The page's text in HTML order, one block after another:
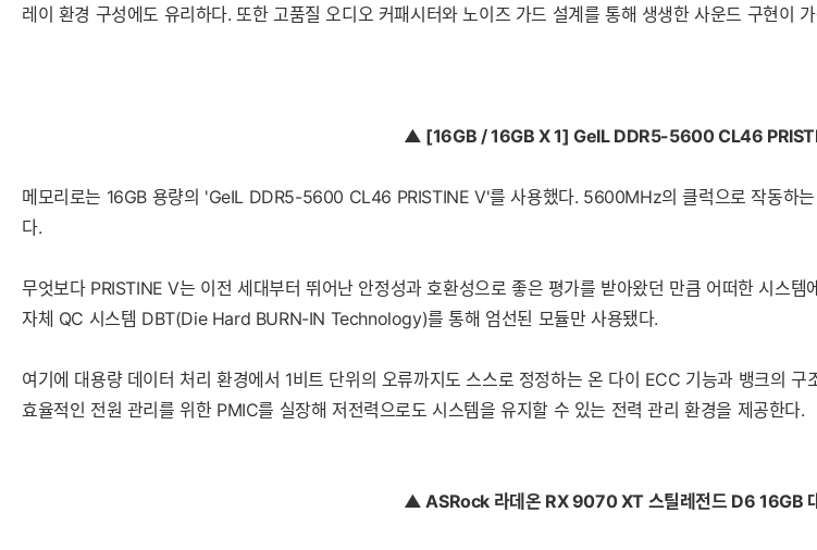
레이 환경 구성에도 유리하다. 또한 고품질 오디오 커패시터와 노이즈 가드 설계를 통해 생생한 사운드 구현이
▲ [16GB / 16GB X 1] GeIL DDR5-5600 CL46
메모리로는 16GB 용량의 'GeIL DDR5-5600 CL46 PRISTINE V'를 사용했다. 5600MHz의 클럭으로 작동하
다.
무엇보다 PRISTINE V는 이전 세대부터 뛰어난 안정성과 호환성으로 좋은 평가를 받아왔던 만큼 어떠한 시스
자체 QC 시스템 DBT(Die Hard BURN-IN Technology)를 통해 엄선된 모듈만 사용됐다.
여기에 대용량 데이터 처리 환경에서 1비트 단위의 오류까지도 스스로 정정하는 온 다이 ECC 기능과 뱅크의
효율적인 전원 관리를 위한 PMIC를 실장해 저전력으로도 시스템을 유지할 수 있는 전력 관리 환경을 제공한다.
▲ ASRock 라데온 RX 9070 XT 스틸레전드 D6 16GB